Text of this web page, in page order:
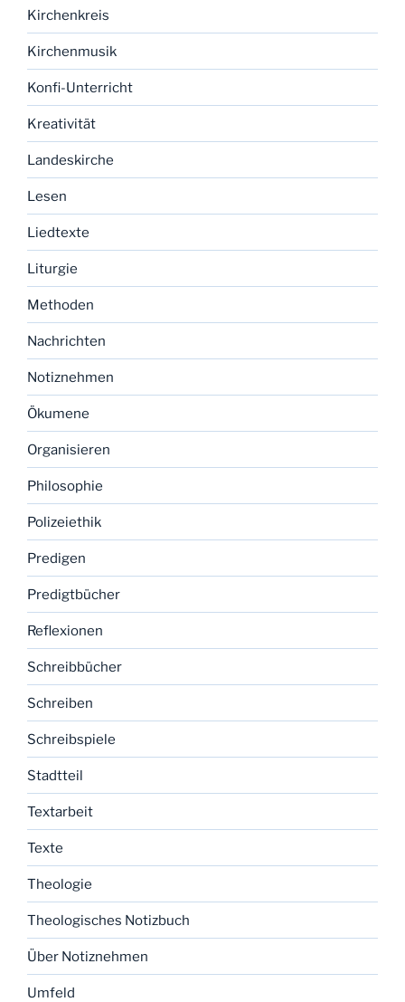
Kirchenkreis
Kirchenmusik
Konfi-Unterricht
Kreativität
Landeskirche
Lesen
Liedtexte
Liturgie
Methoden
Nachrichten
Notiznehmen
Ökumene
Organisieren
Philosophie
Polizeiethik
Predigen
Predigtbücher
Reflexionen
Schreibbücher
Schreiben
Schreibspiele
Stadtteil
Textarbeit
Texte
Theologie
Theologisches Notizbuch
Über Notiznehmen
Umfeld